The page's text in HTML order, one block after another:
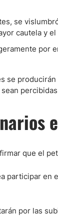
se
cautela y
por
se
que el
participar
por las